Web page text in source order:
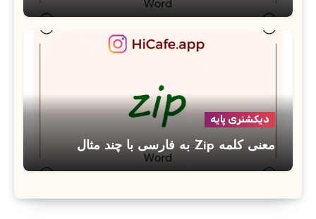
دیکشنری پایه
معنی کلمه Zip به فارسی با چند مثال